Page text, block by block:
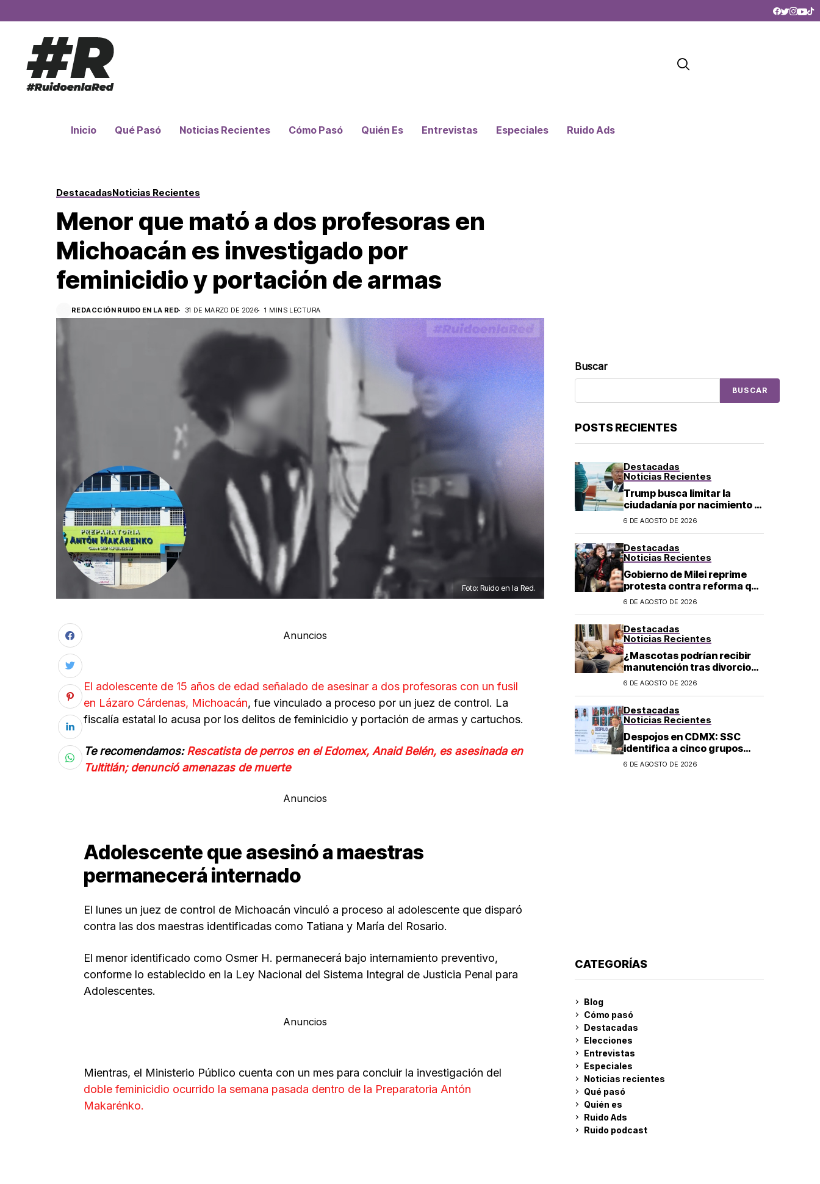
Inicio Qué Pasó Noticias Recientes Cómo Pasó Quién Es Entrevistas Especiales Ruido Ads
DestacadasNoticias Recientes
Menor que mató a dos profesoras en
Michoacán es investigado por
feminicidio y portación de armas
REDACCIÓN RUIDO EN LA RED 31 DE MARZO DE 2026 1 MINS LECTURA
Foto: Ruido en la Red.
Anuncios
El adolescente de 15 años de edad señalado de asesinar a dos profesoras con un fusil
en Lázaro Cárdenas, Michoacán, fue vinculado a proceso por un juez de control. La
fiscalía estatal lo acusa por los delitos de feminicidio y portación de armas y cartuchos.
Te recomendamos:Rescatista de perros en el Edomex, Anaid Belén, es asesinada en
Tultitlán; denunció amenazas de muerte
Anuncios
Adolescente que asesinó a maestras
permanecerá internado
El lunes un juez de control de Michoacán vinculó a proceso al adolescente que disparó
contra las dos maestras identificadas como Tatiana y María del Rosario.
El menor identificado como Osmer H. permanecerá bajo internamiento preventivo,
conforme lo establecido en la Ley Nacional del Sistema Integral de Justicia Penal para
Adolescentes.
Anuncios
Mientras, el Ministerio Público cuenta con un mes para concluir la investigación del
doble feminicidio ocurrido la semana pasada dentro de la Preparatoria Antón
Makarénko.
Buscar
BUSCAR
POSTS RECIENTES
Destacadas
Noticias Recientes
Trump busca limitar la
ciudadanía por nacimiento y
el «turismo de parto» en EU;
6 DE AGOSTO DE 2026
Destacadas
Noticias Recientes
Gobierno de Milei reprime
protesta contra reforma que
permite la venta de tierra a
6 DE AGOSTO DE 2026
Destacadas
Noticias Recientes
¿Mascotas podrían recibir
manutención tras divorcio
de sus dueños en CDMX?
6 DE AGOSTO DE 2026
Destacadas
Noticias Recientes
Despojos en CDMX: SSC
identifica a cinco grupos
criminales vinculados a este
6 DE AGOSTO DE 2026
CATEGORÍAS
Blog
Cómo pasó
Destacadas
Elecciones
Entrevistas
Especiales
Noticias recientes
Qué pasó
Quién es
Ruido Ads
Ruido podcast